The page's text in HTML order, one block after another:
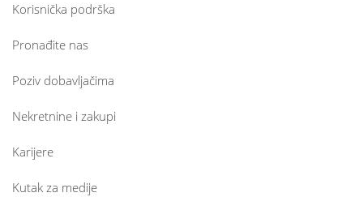
Korisnička podrška
Pronađite nas
Poziv dobavljačima
Nekretnine i zakupi
Karijere
Kutak za medije